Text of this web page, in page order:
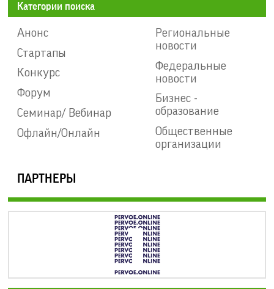
Категории поиска
Анонс
Стартапы
Конкурс
Форум
Семинар/ Вебинар
Офлайн/Онлайн
Региональные
новости
Федеральные
новости
Бизнес -
образование
Общественные
организации
ПАРТНЕРЫ